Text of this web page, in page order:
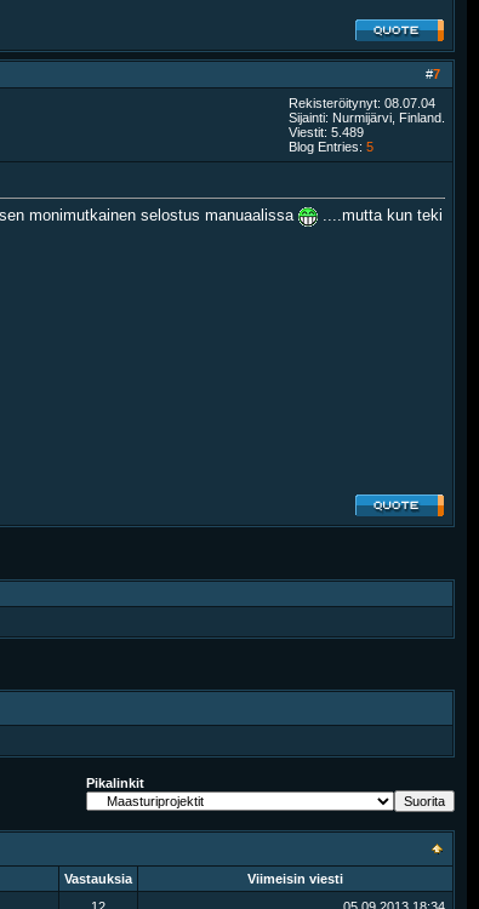
#7
Rekisteröitynyt: 08.07.04
Sijainti: Nurmijärvi, Finland.
Viestit: 5.489
Blog Entries: 5
monimutkainen selostus manuaalissa
....mutta kun teki
Pikalinkit
Vastauksia
Viimeisin viesti